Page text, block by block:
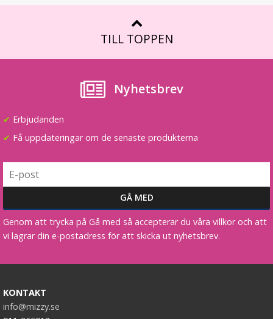
★★★★★
LÄGG I VARUKORG
TILL TOPPEN
Nyhetsbrev
✔ Erbjudanden
✔ Få uppdateringar om de senaste produkterna
Genom att trycka på Gå med så accepterar du våra villkor och att
vi lagrar din e-postadress för att skicka ut nyhetsbrev.
KONTAKT
info@mizzy.se